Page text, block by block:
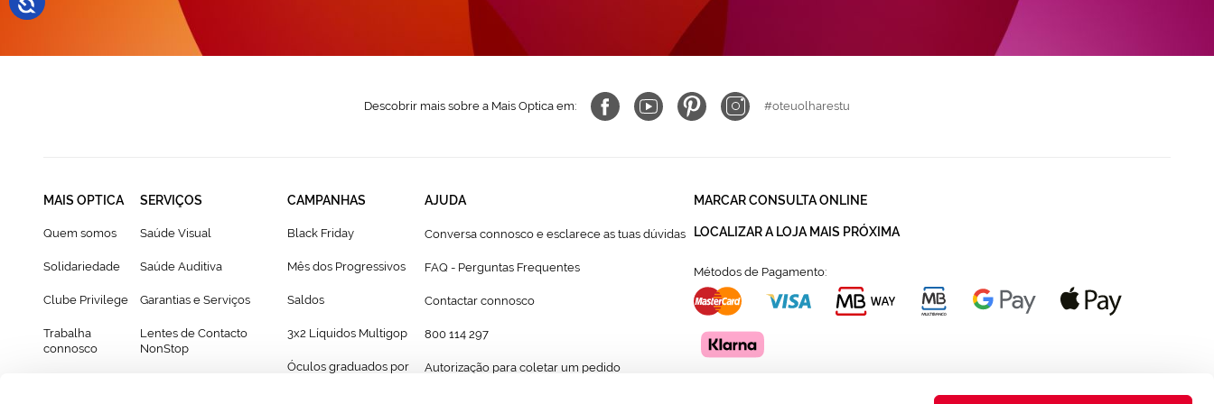
Descobrir mais sobre a Mais Optica em: #oteuolharestu
MAIS OPTICA
Quem somos
Solidariedade
Clube Privilege
Trabalha
connosco
SERVIÇOS
Saúde Visual
Saúde Auditiva
Garantias e Serviços
Lentes de Contacto
NonStop
CAMPANHAS
Black Friday
Mês dos Progressivos
Saldos
3x2 Líquidos Multigop
Óculos graduados por
AJUDA
Conversa connosco e esclarece as tuas dúvidas
FAQ - Perguntas Frequentes
Contactar connosco
800 114 297
Autorização para coletar um pedido
MARCAR CONSULTA ONLINE
LOCALIZAR A LOJA MAIS PRÓXIMA
Métodos de Pagamento: